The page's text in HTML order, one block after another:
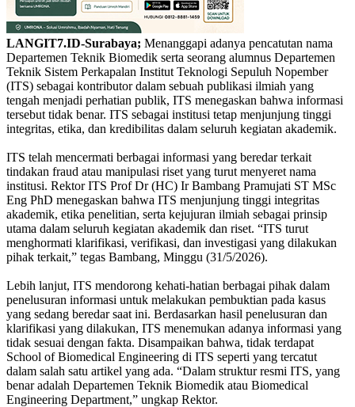
LANGIT7.ID-Surabaya; Menanggapi adanya pencatutan nama
Departemen Teknik Biomedik serta seorang alumnus Departemen
Teknik Sistem Perkapalan Institut Teknologi Sepuluh Nopember
(ITS) sebagai kontributor dalam sebuah publikasi ilmiah yang
tengah menjadi perhatian publik, ITS menegaskan bahwa informasi
tersebut tidak benar. ITS sebagai institusi tetap menjunjung tinggi
integritas, etika, dan kredibilitas dalam seluruh kegiatan akademik.
ITS telah mencermati berbagai informasi yang beredar terkait
tindakan fraud atau manipulasi riset yang turut menyeret nama
institusi. Rektor ITS Prof Dr (HC) Ir Bambang Pramujati ST MSc
Eng PhD menegaskan bahwa ITS menjunjung tinggi integritas
akademik, etika penelitian, serta kejujuran ilmiah sebagai prinsip
utama dalam seluruh kegiatan akademik dan riset. “ITS turut
menghormati klarifikasi, verifikasi, dan investigasi yang dilakukan
pihak terkait,” tegas Bambang, Minggu (31/5/2026).
Lebih lanjut, ITS mendorong kehati-hatian berbagai pihak dalam
penelusuran informasi untuk melakukan pembuktian pada kasus
yang sedang beredar saat ini. Berdasarkan hasil penelusuran dan
klarifikasi yang dilakukan, ITS menemukan adanya informasi yang
tidak sesuai dengan fakta. Disampaikan bahwa, tidak terdapat
School of Biomedical Engineering di ITS seperti yang tercatut
dalam salah satu artikel yang ada. “Dalam struktur resmi ITS, yang
benar adalah Departemen Teknik Biomedik atau Biomedical
Engineering Department,” ungkap Rektor.